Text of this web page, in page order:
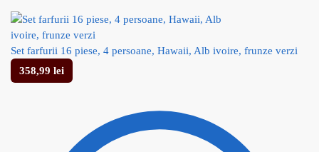
Set farfurii 16 piese, 4 persoane, Hawaii, Alb ivoire, frunze verzi
358,99 lei